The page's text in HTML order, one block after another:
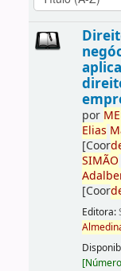
por ME
Elias
[Coor
SIMÃO
[Coor
Editora:
[Número